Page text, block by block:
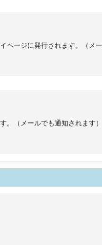
ージに発行されます。（メ
。（メールでも通知されます）